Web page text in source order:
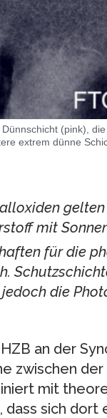
(pink),
extrem dünne
mit
für die
die
an der
zwischen
mit
dass sich